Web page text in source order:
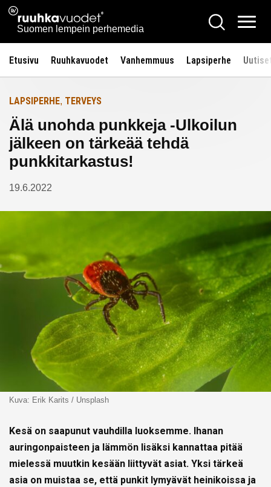
Siirry
sisältöön
Ruuhkavuodet.fi
Suomen lempein perhemedia
Hae
Etusivu Ruuhkavuodet Vanhemmuus Lapsiperhe
Etusivulle
LAPSIPERHE, TERVEYS
Älä unohda punkkeja -Ulkoilun
jälkeen on tärkeää tehdä
punkkitarkastus!
19.6.2022
Kuva: Erik Karits / Unsplash
Kesä on saapunut vauhdilla luoksemme. Ihanan
auringonpaisteen ja lämmön lisäksi kannattaa pitää
mielessä muutkin kesään liittyvät asiat. Yksi tärkeä
asia on muistaa se, että punkit lymyävät heinikoissa ja